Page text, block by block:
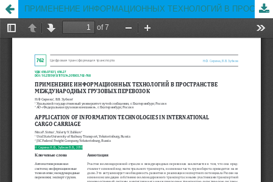
ПРИМЕНЕНИЕ ИНФОРМАЦИОННЫХ ТЕХНОЛОГИЙ В ПРОСТРАНСТВЕ МЕЖДУНАРОДНЫХ ГРУЗОВЫХ ПЕРЕВОЗОК